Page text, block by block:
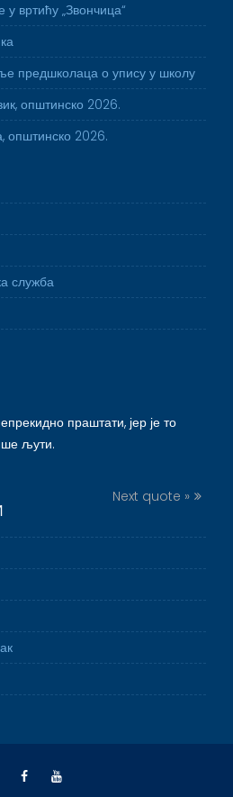
вртићу „Звончица“
предшколаца о упису у школу
општинско 2026.
општинско 2026.
служба
праштати, јер је то
љути.
Next quote »